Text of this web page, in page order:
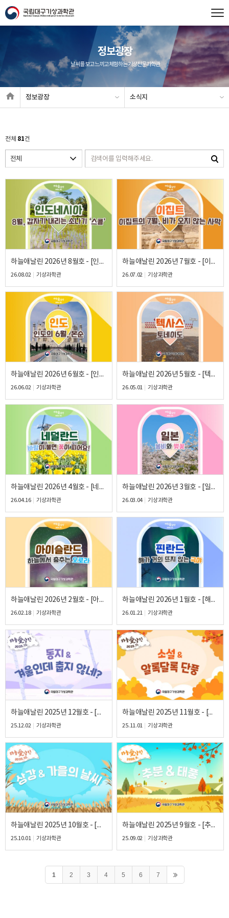
정보광장
날씨를 보고 느끼고 체험하는 기상전문과학관
정보광장 소식지
전체 81건
하늘애날린 2026년 8월호 - [인도네시아 8월, 갑자기 내리는 소나기 스콜]
26.08.02 기상과학관
하늘애날린 2026년 7월호 - [이집트의 7월, 비가 오지 않는 사막]
26.07.02 기상과학관
하늘애날린 2026년 6월호 - [인도 인도의 6월, 몬순]
26.06.02 기상과학관
하늘애날린 2026년 5월호 - [텍사스 토네이도]
26.05.01 기상과학관
하늘애날린 2026년 4월호 - [네덜란드 바람이 불면 꽃이 피어요]
26.04.16 기상과학관
하늘애날린 2026년 3월호 - [일본 봄비와 벚꽃]
26.03.04 기상과학관
하늘애날린 2026년 2월호 - [아이슬란드 하늘에서 춤추는 오로라]
26.02.18 기상과학관
하늘애날린 2026년 1월호 - [해가 거의 뜨지 않는 극야 핀란드]
26.01.21 기상과학관
하늘애날린 2025년 12월호 - [동지&겨울인데 안춥네?]
25.12.02 기상과학관
하늘애날린 2025년 11월호 - [소설&알록달록 단풍]
25.11.01 기상과학관
하늘애날린 2025년 10월호 - [상강&가을의 날씨]
25.10.01 기상과학관
하늘애날린 2025년 9월호 - [추분&태풍]
25.09.02 기상과학관
1 2 3 4 5 6 7